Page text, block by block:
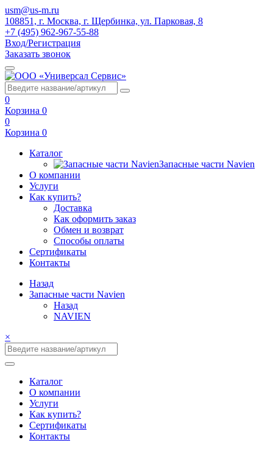
usm@us-m.ru
108851, г. Москва, г. Щербинка, ул. Парковая, 8
+7 (495) 962-967-55-88
Вход/Регистрация
Заказать звонок
0
Корзина 0
0
Корзина 0
Каталог
Запасные части Navien
О компании
Услуги
Как купить?
Доставка
Как оформить заказ
Обмен и возврат
Способы оплаты
Сертификаты
Контакты
Назад
Запасные части Navien
Назад
NAVIEN
×
Каталог
О компании
Услуги
Как купить?
Сертификаты
Контакты